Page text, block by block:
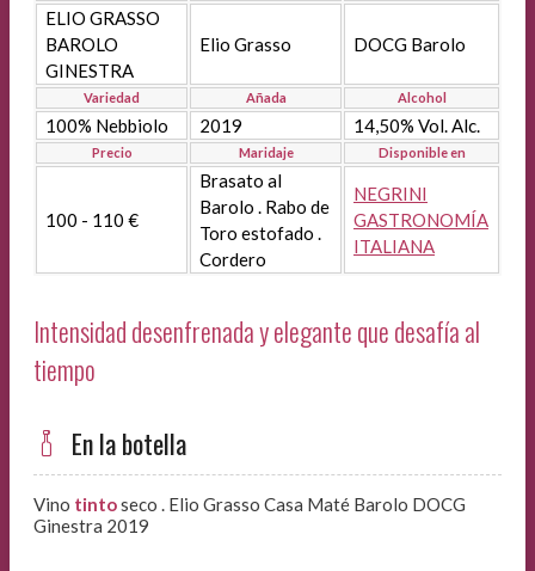
ELIO GRASSO
BAROLO
GINESTRA
Elio Grasso DOCG Barolo
Variedad Añada Alcohol
100% Nebbiolo 2019 14,50% Vol. Alc.
Precio Maridaje Disponible en
100 - 110 €
Brasato al
Barolo . Rabo de
Toro estofado .
Cordero
NEGRINI
GASTRONOMÍA
ITALIANA
Intensidad desenfrenada y elegante que desafía al
tiempo
En la botella
Vino tintoseco . Elio Grasso Casa Maté Barolo DOCG
Ginestra 2019